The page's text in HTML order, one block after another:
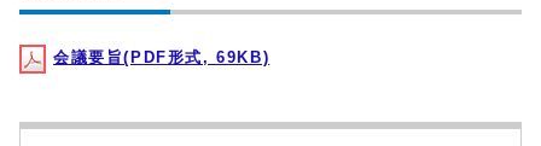
会議要旨(PDF形式, 69KB)